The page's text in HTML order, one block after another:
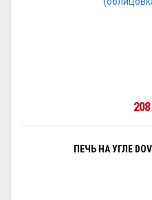
ПЕЧЬ НА УГЛЕ